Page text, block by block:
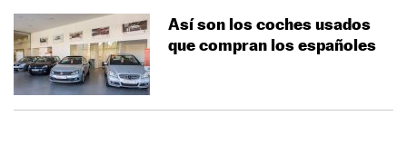
Así son los coches usados
que compran los españoles